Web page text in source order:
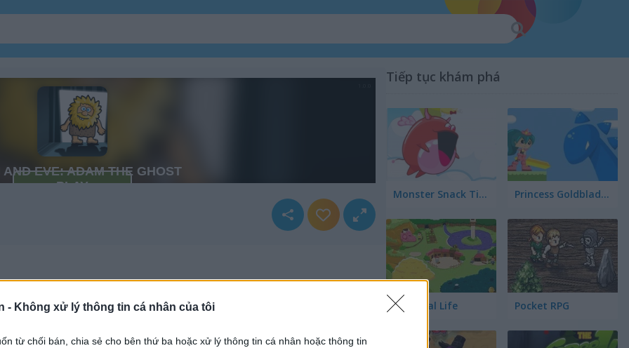
- Không xử lý thông tin cá nhân của tôi
từ chối bán, chia sẻ cho bên thứ ba hoặc xử lý thông tin cá nhân hoặc thông tin
Tiếp tục khám phá
Monster Snack Time Princess Goldblade and the Dangerous Water
Medieval Life Pocket RPG